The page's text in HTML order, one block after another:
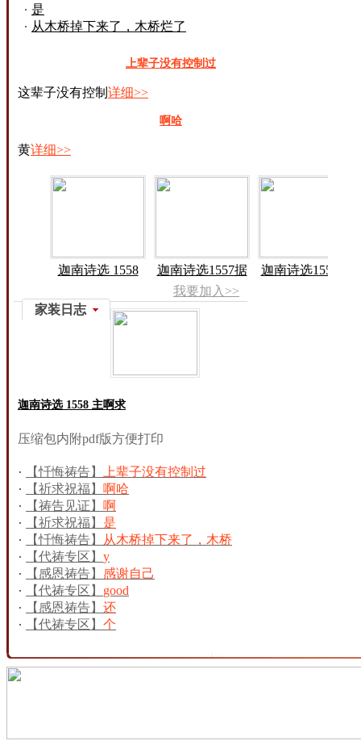
是
从木桥掉下来了，木桥烂了
上辈子没有控制过
这辈子没有控制 详细>>
啊哈
黄详细>>
迦南诗选 1558 迦南诗选1557据 迦南诗选1556耶
家装日志
我要加入>>
迦南诗选 1558 主啊求
压缩包内附pdf版方便打印
【忏悔祷告】
上辈子没有控制过
【祈求祝福】 啊哈
【祷告见证】 啊
【祈求祝福】 是
【忏悔祷告】
从木桥掉下来了，木桥
烂了
【代祷专区】 y
【感恩祷告】 感谢自己
【代祷专区】 good
【感恩祷告】 还
【代祷专区】 个